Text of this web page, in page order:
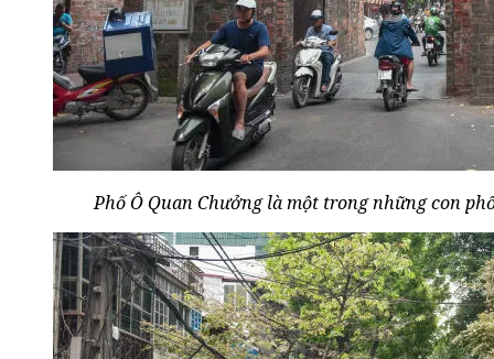
Phố Ô Quan Chưởng là một trong những con